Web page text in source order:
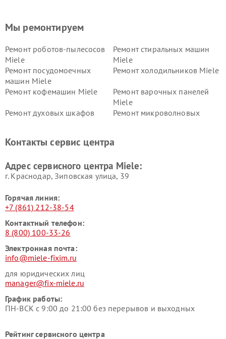
Мы ремонтируем
Ремонт роботов-пылесосов
Miele
Ремонт стиральных машин
Miele
Ремонт посудомоечных
машин Miele
Ремонт холодильников Miele
Ремонт кофемашин Miele
Ремонт варочных панелей
Miele
Ремонт духовых шкафов
Ремонт микроволновых
Miele
Miele
пылесосов Miele
Контакты сервис центра
Адрес сервисного центра Miele:
г. Краснодар, Зиповская улица, 39
Горячая линия:
+7 (861) 212-38-54
Контактный телефон:
8 (800) 100-33-26
Электронная почта:
info@miele-fixim.ru
для юридических лиц
manager@fix-miele.ru
График работы:
ПН-ВСК с 9:00 до 21:00 без перерывов и выходных
Рейтинг сервисного центра